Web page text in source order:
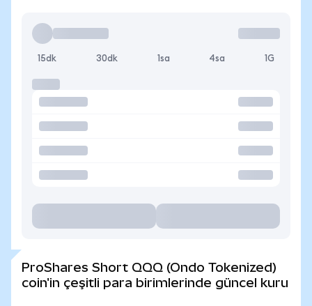
15dk 30dk 1sa 4sa 1G
ProShares Short QQQ (Ondo Tokenized)
coin'in çeşitli para birimlerinde güncel kuru